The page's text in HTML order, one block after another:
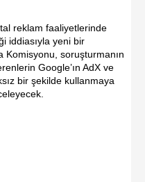
reklam faaliyetlerinde
iddiasıyla yeni bir
Komisyonu, soruşturmanın
Google’ın AdX ve
bir şekilde kullanmaya